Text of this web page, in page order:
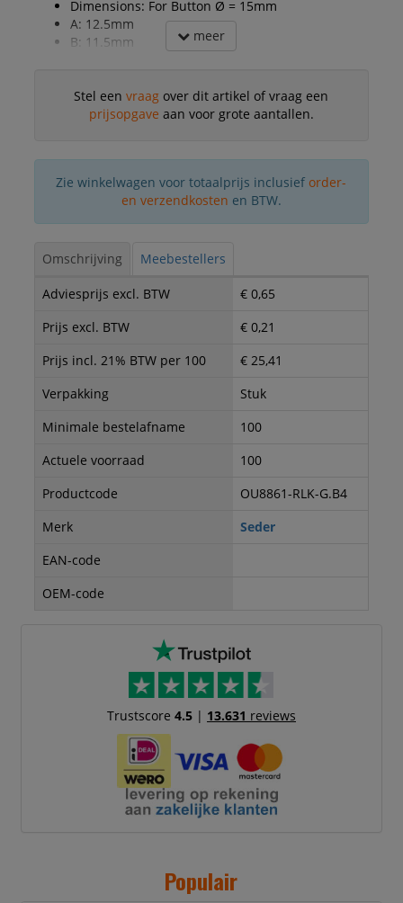
Dimensions: For Button Ø = 15mm
A: 12.5mm
B: 11.5mm
meer
Stel eenvraag over dit artikel of vraag een
prijsopgave aan voor grote aantallen.
Zie winkelwagen voor totaalprijs inclusief order-
en verzendkosten en BTW.
Omschrijving Meebestellers
Adviesprijs excl. BTW
€ 0,65
Prijs excl. BTW
€ 0,21
Prijs incl. 21% BTW per 100
€ 25,41
Verpakking
Stuk
Minimale bestelafname
100
Actuele voorraad
100
Productcode
OU8861-RLK-G.B4
Merk
Seder
EAN-code
OEM-code
Trustscore 4.5| 13.631 reviews
Populair